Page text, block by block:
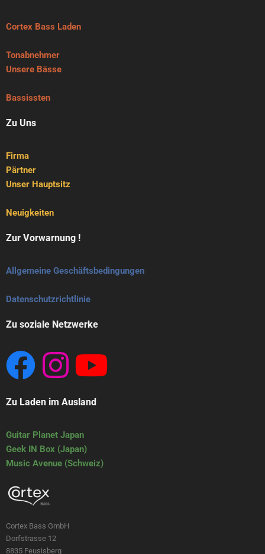
Cortex Bass Laden
Tonabnehmer
Unsere Bässe
Bassissten
Zu Uns
Firma
Pärtner
Unser Hauptsitz
Neuigkeiten
Zur Vorwarnung !
Allgemeine Geschäftsbedingungen
Datenschutzrichtlinie
Zu soziale Netzwerke
Zu Laden im Ausland
Guitar Planet Japan
Geek IN Box (Japan)
Music Avenue (Schweiz)
Cortex Bass GmbH
Dorfstrasse 12
8835 Feusisberg